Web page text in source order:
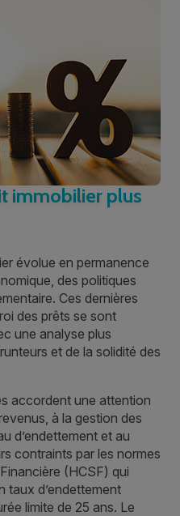
immobilier plus
évolue en permanence
des politiques
Ces dernières
des prêts se sont
une analyse plus
et de la solidité des
accordent une attention
à la gestion des
d’endettement et au
contraints par les normes
(HCSF) qui
taux d’endettement
limite de 25 ans. Le